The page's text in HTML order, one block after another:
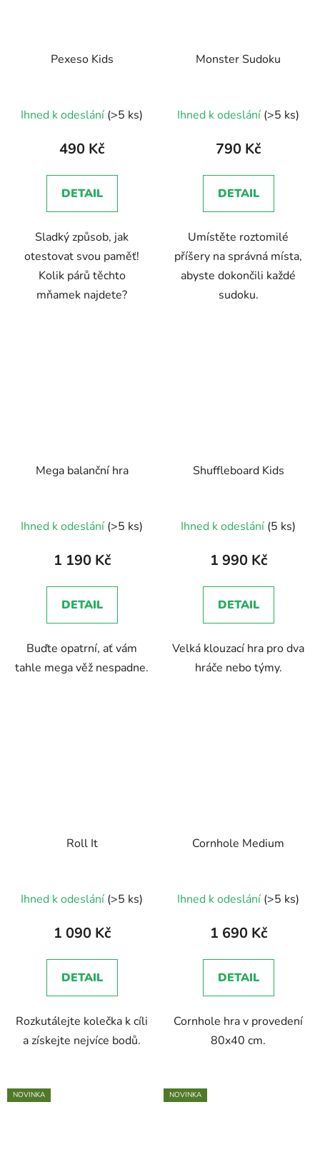
Pexeso Kids
Ihned k odeslání (>5 ks)
490 Kč
DETAIL
Sladký způsob, jak
otestovat svou paměť!
Kolik párů těchto
mňamek najdete?
Monster Sudoku
Ihned k odeslání (>5 ks)
790 Kč
DETAIL
Umístěte roztomilé
příšery na správná místa,
abyste dokončili každé
sudoku.
Mega balanční hra
hodnocení
produktu
5,0
z
hvězdiček.
Ihned k odeslání (>5 ks)
1 190 Kč
DETAIL
Buďte opatrní, ať vám
tahle mega věž nespadne.
Shuffleboard Kids
Ihned k odeslání (5 ks)
1 990 Kč
DETAIL
Velká klouzací hra pro dva
hráče nebo týmy.
Roll It
Ihned k odeslání (>5 ks)
1 090 Kč
DETAIL
Rozkutálejte kolečka k cíli
a získejte nejvíce bodů.
Cornhole Medium
hodnocení
produktu
4,0
z
hvězdiček.
Ihned k odeslání (>5 ks)
1 690 Kč
DETAIL
Cornhole hra v provedení
80x40 cm.
NOVINKA NOVINKA